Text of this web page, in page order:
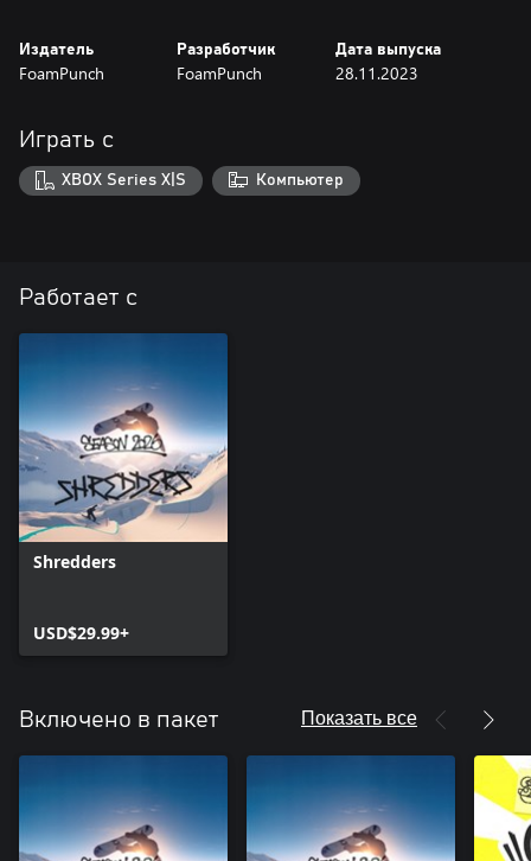
Издатель
FoamPunch
Разработчик
FoamPunch
Дата выпуска
28.11.2023
Играть с
XBOX Series X|S Компьютер
Работает с
Shredders
USD$29.99+
Включено в пакет Показать все